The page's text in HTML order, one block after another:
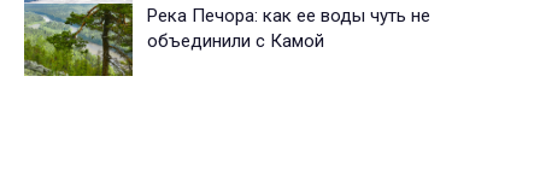
Река Печора: как ее воды чуть не
объединили с Камой